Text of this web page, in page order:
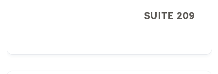
SUITE 209